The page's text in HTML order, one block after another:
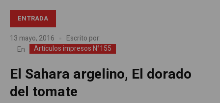
ENTRADA
13 mayo, 2016
Escrito por:
En
Artículos impresos N°155
El Sahara argelino, El dorado
del tomate